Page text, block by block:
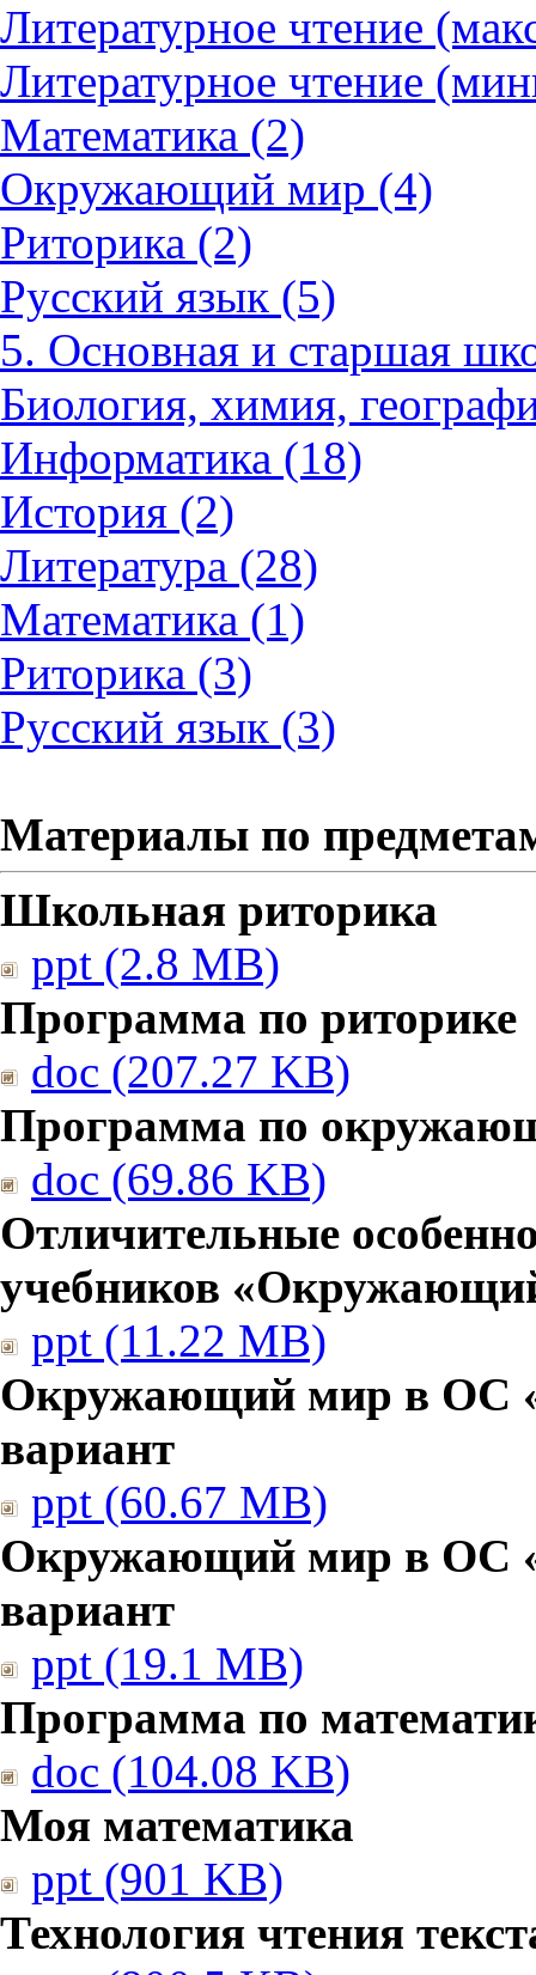
Литературное чтение
Литературное чтение
Математика (2)
Окружающий мир (4)
Риторика (2)
Русский язык (5)
5. Основная и старшая
Биология, химия,
Информатика (18)
История (2)
Литература (28)
Математика (1)
Риторика (3)
Русский язык (3)
Материалы по
Школьная риторика
ppt (2.8 MB)
Программа по риторике
doc (207.27 KB)
Программа по
doc (69.86 KB)
Отличительные
учебников
ppt (11.22 MB)
Окружающий мир в ОС
вариант
ppt (60.67 MB)
Окружающий мир в ОС
вариант
ppt (19.1 MB)
Программа по
doc (104.08 KB)
Моя математика
ppt (901 KB)
Технология чтения